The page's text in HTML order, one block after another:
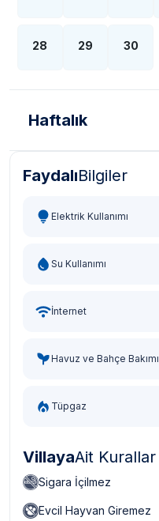
28 29 30
Haftalık
Türk Lirası - TL
FaydalıBilgiler
Elektrik Kullanımı
Su Kullanımı
İnternet
Havuz ve Bahçe Bakımı
Tüpgaz
VillayaAit Kurallar
Sigara İçilmez
Evcil Hayvan Giremez